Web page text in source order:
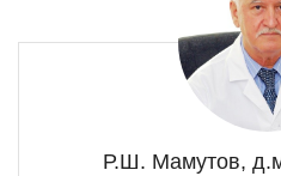
Р.Ш. Мамутов,